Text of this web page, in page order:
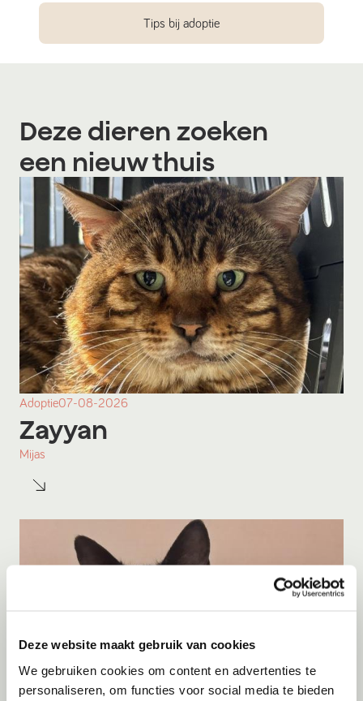
Deze website maakt gebruik van cookies
We gebruiken cookies om content en advertenties te
personaliseren, om functies voor social media te bieden
Tips bij adoptie
Deze dieren zoeken
een nieuw thuis
Adoptie07-08-2026
Zayyan
Mijas